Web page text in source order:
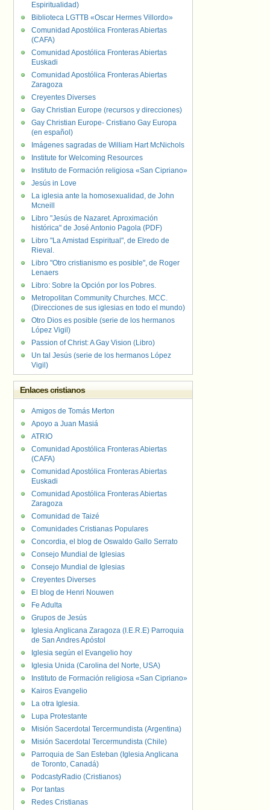
Espiritualidad)
Biblioteca LGTTB «Oscar Hermes Villordo»
Comunidad Apostólica Fronteras Abiertas
(CAFA)
Comunidad Apostólica Fronteras Abiertas
Euskadi
Comunidad Apostólica Fronteras Abiertas
Zaragoza
Creyentes Diverses
Gay Christian Europe (recursos y direcciones)
Gay Christian Europe- Cristiano Gay Europa
(en español)
Imágenes sagradas de William Hart McNichols
Institute for Welcoming Resources
Instituto de Formación religiosa «San Cipriano»
Jesús in Love
La iglesia ante la homosexualidad, de John
Mcneill
Libro "Jesús de Nazaret. Aproximación
histórica" de José Antonio Pagola (PDF)
Libro "La Amistad Espiritual", de Elredo de
Rieval.
Libro "Otro cristianismo es posible", de Roger
Lenaers
Libro: Sobre la Opción por los Pobres.
Metropolitan Community Churches. MCC.
(Direcciones de sus iglesias en todo el mundo)
Otro Dios es posible (serie de los hermanos
López Vigil)
Passion of Christ: A Gay Vision (Libro)
Un tal Jesús (serie de los hermanos López
Vigil)
Enlaces cristianos
Amigos de Tomás Merton
Apoyo a Juan Masiá
ATRIO
Comunidad Apostólica Fronteras Abiertas
(CAFA)
Comunidad Apostólica Fronteras Abiertas
Euskadi
Comunidad Apostólica Fronteras Abiertas
Zaragoza
Comunidad de Taizé
Comunidades Cristianas Populares
Concordia, el blog de Oswaldo Gallo Serrato
Consejo Mundial de Iglesias
Consejo Mundial de Iglesias
Creyentes Diverses
El blog de Henri Nouwen
Fe Adulta
Grupos de Jesús
Iglesia Anglicana Zaragoza (I.E.R.E) Parroquia
de San Andres Apóstol
Iglesia según el Evangelio hoy
Iglesia Unida (Carolina del Norte, USA)
Instituto de Formación religiosa «San Cipriano»
Kairos Evangelio
La otra Iglesia.
Lupa Protestante
Misión Sacerdotal Tercermundista (Argentina)
Misión Sacerdotal Tercermundista (Chile)
Parroquia de San Esteban (Iglesia Anglicana
de Toronto, Canadá)
PodcastyRadio (Cristianos)
Por tantas
Redes Cristianas